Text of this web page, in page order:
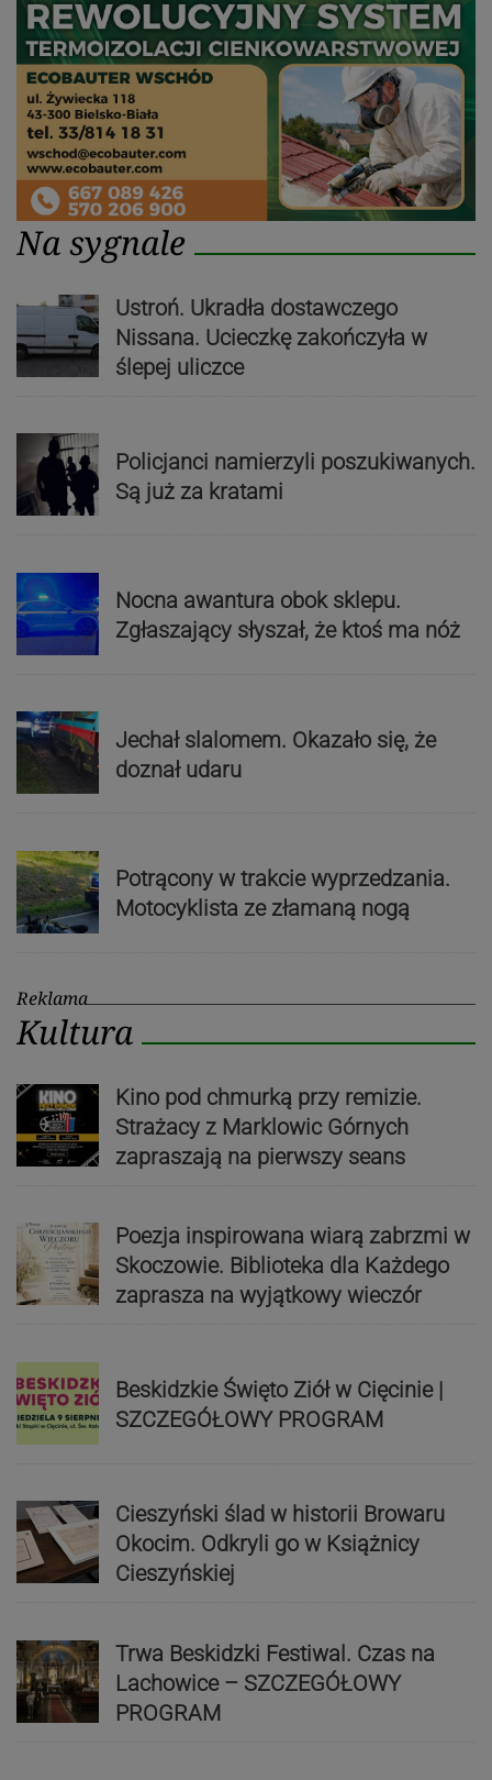
Na sygnale
Ustroń. Ukradła dostawczego
Nissana. Ucieczkę zakończyła w
ślepej uliczce
Policjanci namierzyli poszukiwanych.
Są już za kratami
Nocna awantura obok sklepu.
Zgłaszający słyszał, że ktoś ma nóż
Jechał slalomem. Okazało się, że
doznał udaru
Potrącony w trakcie wyprzedzania.
Motocyklista ze złamaną nogą
Reklama
Kultura
Kino pod chmurką przy remizie.
Strażacy z Marklowic Górnych
zapraszają na pierwszy seans
Poezja inspirowana wiarą zabrzmi w
Skoczowie. Biblioteka dla Każdego
zaprasza na wyjątkowy wieczór
Beskidzkie Święto Ziół w Cięcinie |
SZCZEGÓŁOWY PROGRAM
Cieszyński ślad w historii Browaru
Okocim. Odkryli go w Książnicy
Cieszyńskiej
Trwa Beskidzki Festiwal. Czas na
Lachowice – SZCZEGÓŁOWY
PROGRAM